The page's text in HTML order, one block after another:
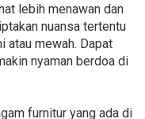
lebih menawan dan
nuansa tertentu
atau mewah. Dapat
nyaman berdoa di
furnitur yang ada di